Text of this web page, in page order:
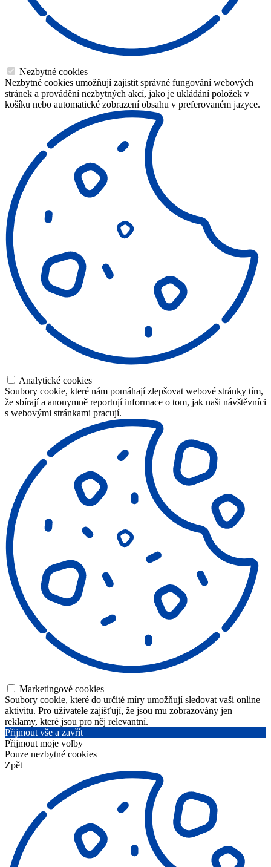
Nezbytné cookies
Nezbytné cookies umožňují zajistit správné fungování webových
stránek a provádění nezbytných akcí, jako je ukládání položek v
košíku nebo automatické zobrazení obsahu v preferovaném jazyce.
Analytické cookies
Soubory cookie, které nám pomáhají zlepšovat webové stránky tím,
že sbírají a anonymně reportují informace o tom, jak naši návštěvníci
s webovými stránkami pracují.
Marketingové cookies
Soubory cookie, které do určité míry umožňují sledovat vaši online
aktivitu. Pro uživatele zajišťují, že jsou mu zobrazovány jen
reklamy, které jsou pro něj relevantní.
Přijmout vše a zavřít
Přijmout moje volby
Pouze nezbytné cookies
Zpět